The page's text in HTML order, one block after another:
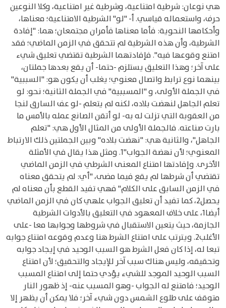
هي نوعان: شرطية امتناعية، وشرطية غير امتناعية، وكلا النوعين
حرف، واستعماله قياسي. أ- "لو" الشرطية الامتناعية؛ معناها،
وأحكامها النحوية: فأما معناها فأمران مجتمعان؛ هما: "إفادة
الشرطية، وأن هذه الشرطية لم تتحقق في الزمن الماضي؛ فقد
امتنع وقوعها فيه". فإفادتهما الشرطية تقتضي تعليق شيء
على آخر؛ وهذا التعليق يستلزم -حتما- أن يقع بعدها جملتان،
بينهما نوع ترابط واتصال معنوي؛ يغلب أن يكون هو: "السببية"
في الجملة الأولى، و "المسببية" في الجملة الثانية؛ نحو: لو
تعلم الجاهل لنهضت بلاده، لكنه لم يتعلم -لو عف السارق لنجا
من العقوبة التي تزلت له به- لو أتقن الصانع عمله بالأمس ما
بارت صناعته. فالجملة الأولى من المثال الأول هي: "تعلم
الجاهل"، والثانية هي: "نهضت بلاده" وبين الجملتين ذلك الارتباط
المعنوي؛ لأن نهضة الجواب"1. ومثل هذا يقال في الأمثلة
الأخرى. وإفادتها امتناع المعنى الشرطي في الزمن الماضي
تقتضي أن شرطها لم يقع فيما مضى، "أي: لم يتحقق معناه
في الزمن السابق على الكلام" فهي تفيد القطع بأن معناه لم
يحصل2، كما تفيد أن تعليق الجواب علهي كان في الزمن الماضي
أيضا1، على خلاف المعهود في التعليق بالأدوات الشرطية
الجازمة، حيث يتعين الاستقبال في شروطها وجوابها معا -على
الأغلب2. ويترتب على امتناع الشرط هنا وعدم وقوعه امتناع جوابه
تبعا له، إذا كان فعل الشرط هو السبب الوحيد في إيجاد جوابه
وتحقيقه، وليس هناك سبب آخر للإيجاد والتحقيق؛ لأن امتناع
السبب الوحيد الموجد للشيء يؤدي حتما إلى امتناع المسبب
الوحيد؛ فامتنع له الجواب -وهو المسبب عنه- إذ ظهور النار
متوقف على طلوع الشمس دون شيء آخر؛ فلا يمكن أن يظهر إلا